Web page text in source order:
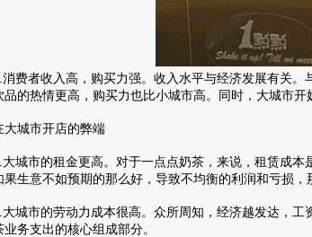
者收入高，购买力强。收入水平与经济发展有关。
品的热情更高，购买力也比小城市高。同时，大城市开
市开店的弊端
市的租金更高。对于一点点奶茶，来说，租赁成本
果生意不如预期的那么好，导致不均衡的利润和亏损，
市的劳动力成本很高。众所周知，经济越发达，工
业务支出的核心组成部分。